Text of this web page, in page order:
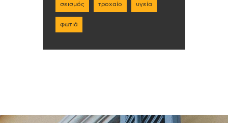
σεισμός τροχαίο υγεία
φωτιά